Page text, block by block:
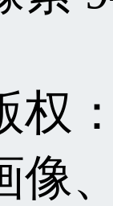
权：
像、